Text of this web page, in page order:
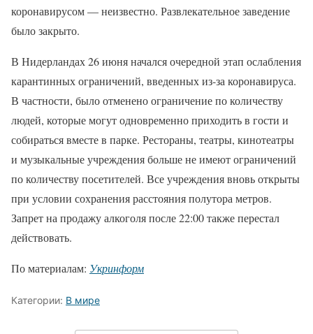
коронавирусом — неизвестно. Развлекательное заведение
было закрыто.
В Нидерландах 26 июня начался очередной этап ослабления
карантинных ограничений, введенных из-за коронавируса.
В частности, было отменено ограничение по количеству
людей, которые могут одновременно приходить в гости и
собираться вместе в парке. Рестораны, театры, кинотеатры
и музыкальные учреждения больше не имеют ограничений
по количеству посетителей. Все учреждения вновь открыты
при условии сохранения расстояния полутора метров.
Запрет на продажу алкоголя после 22:00 также перестал
действовать.
По материалам: Укринформ
Категории: В мире